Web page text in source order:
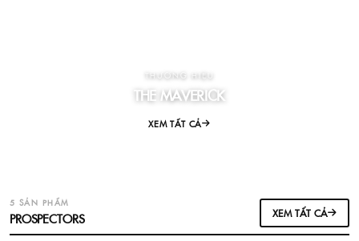
THƯƠNG HIỆU
THE MAVERICK
XEM TẤT CẢ
5 SẢN PHẨM
PROSPECTORS XEM TẤT CẢ